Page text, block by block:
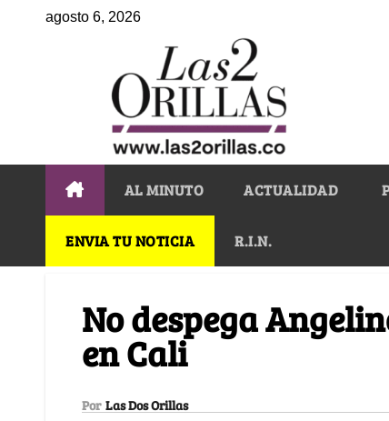
agosto 6, 2026
AL MINUTO ACTUALIDAD
ENVIA TU NOTICIA R.I.N.
No despega
en Cali
Por Las Dos Orillas